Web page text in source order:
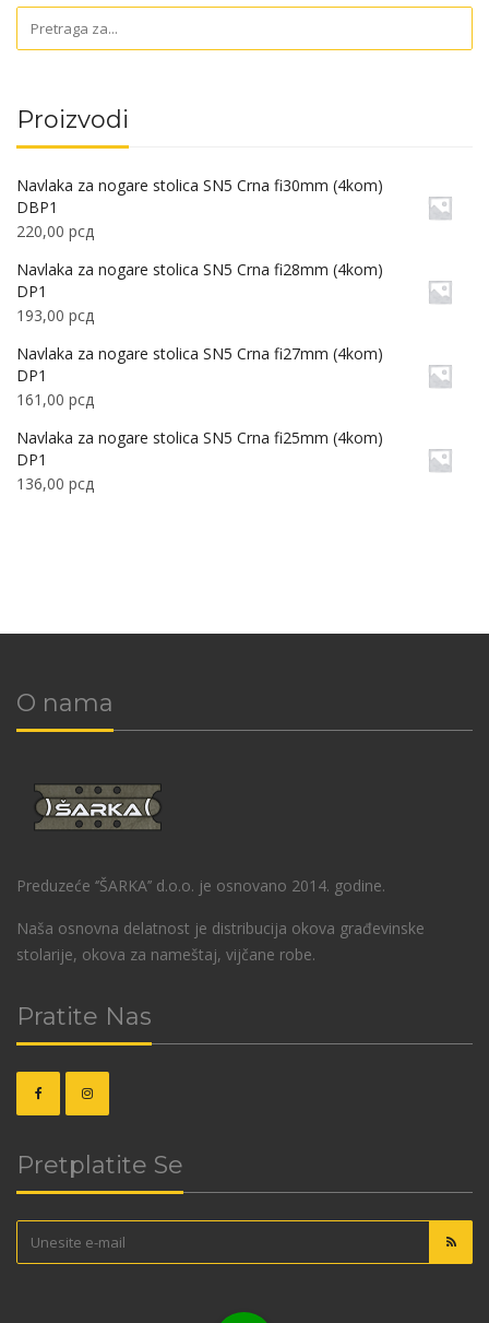
Proizvodi
Navlaka za nogare stolica SN5 Crna fi30mm (4kom)
DBP1
220,00 рсд
Navlaka za nogare stolica SN5 Crna fi28mm (4kom)
DP1
193,00 рсд
Navlaka za nogare stolica SN5 Crna fi27mm (4kom)
DP1
161,00 рсд
Navlaka za nogare stolica SN5 Crna fi25mm (4kom)
DP1
136,00 рсд
O nama
Preduzeće ‘’ŠARKA’’ d.o.o. je osnovano 2014. godine.
Naša osnovna delatnost je distribucija okova građevinske
stolarije, okova za nameštaj, vijčane robe.
Pratite Nas
Pretplatite Se